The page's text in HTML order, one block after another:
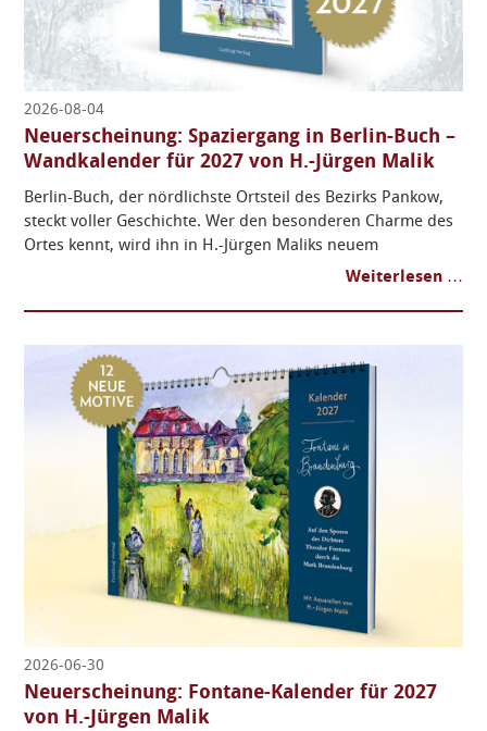
2026-08-04
Neuerscheinung: Spaziergang in Berlin-Buch –
Wandkalender für 2027 von H.-Jürgen Malik
Berlin-Buch, der nördlichste Ortsteil des Bezirks Pankow,
steckt voller Geschichte. Wer den besonderen Charme des
Ortes kennt, wird ihn in H.-Jürgen Maliks neuem
Wandkalender »Spaziergang in Berlin-Buch« sofortWeiterlesen …
2026-06-30
Neuerscheinung: Fontane-Kalender für 2027
von H.-Jürgen Malik